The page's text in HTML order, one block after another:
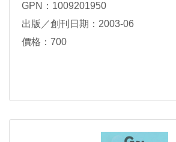
GPN：1009201950
出版／創刊日期：2003-06
價格：700